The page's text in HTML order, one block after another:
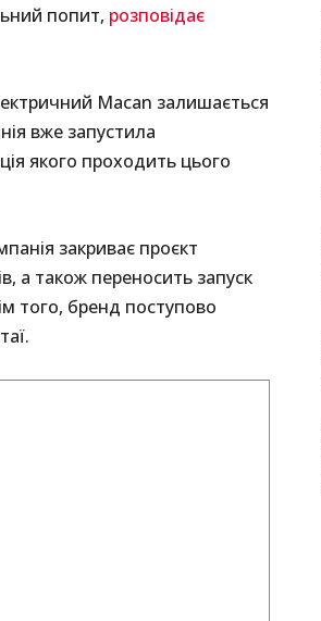
попит, розповідає
Macan залишається
вже запустила
якого проходить цього
закриває проєкт
а також переносить запуск
того, бренд поступово